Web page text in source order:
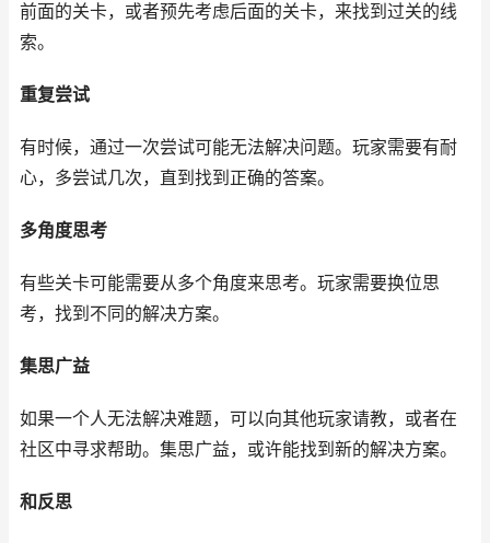
前面的关卡，或者预先考虑后面的关卡，来找到过关的线
索。
重复尝试
有时候，通过一次尝试可能无法解决问题。玩家需要有耐
心，多尝试几次，直到找到正确的答案。
多角度思考
有些关卡可能需要从多个角度来思考。玩家需要换位思
考，找到不同的解决方案。
集思广益
如果一个人无法解决难题，可以向其他玩家请教，或者在
社区中寻求帮助。集思广益，或许能找到新的解决方案。
和反思